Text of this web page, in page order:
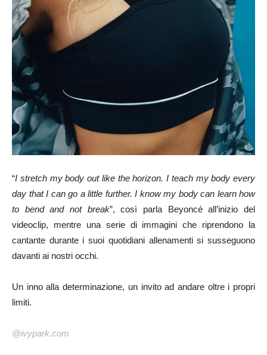
“I stretch my body out like the horizon. I teach my body every
day that I can go a little further. I know my body can learn how
to bend and not break”, così parla Beyoncé all’inizio del
videoclip, mentre una serie di immagini che riprendono la
cantante durante i suoi quotidiani allenamenti si susseguono
davanti ai nostri occhi.
Un inno alla determinazione, un invito ad andare oltre i propri
limiti.
@ivypark.com